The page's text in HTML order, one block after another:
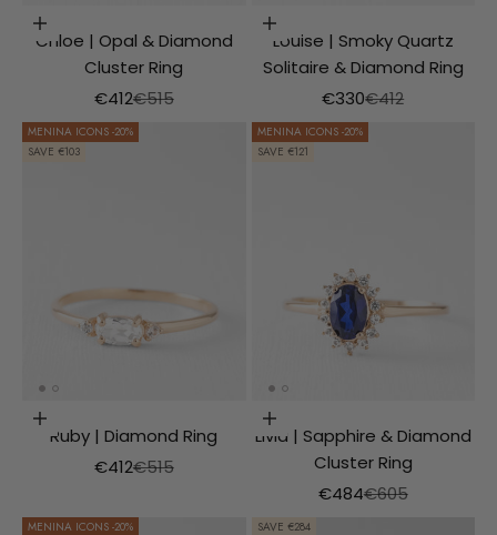
Choosing options
Chloe | Opal & Diamond
Cluster Ring
Aanbiedingsprijs
€412Normale prijs
€515
Choosing options
Louise | Smoky Quartz
Solitaire & Diamond Ring
Aanbiedingsprijs
€330Normale prijs
€412
MENINA ICONS -20%
SAVE €103
Choosing options
Ruby | Diamond Ring
Aanbiedingsprijs
€412Normale prijs
€515
MENINA ICONS -20%
SAVE €121
Choosing options
Livia | Sapphire & Diamond
Cluster Ring
Aanbiedingsprijs
€484Normale prijs
€605
MENINA ICONS -20%
SAVE €284